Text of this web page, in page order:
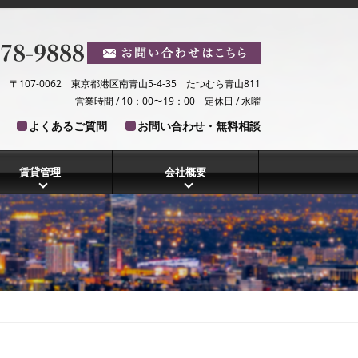
〒107-0062 東京都港区南青山5-4-35 たつむら青山811
営業時間 / 10：00〜19：00 定休日 / 水曜
よくあるご質問 お問い合わせ・無料相談
賃貸管理 会社概要